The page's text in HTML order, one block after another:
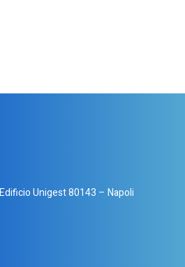
Unigest 80143 – Napoli